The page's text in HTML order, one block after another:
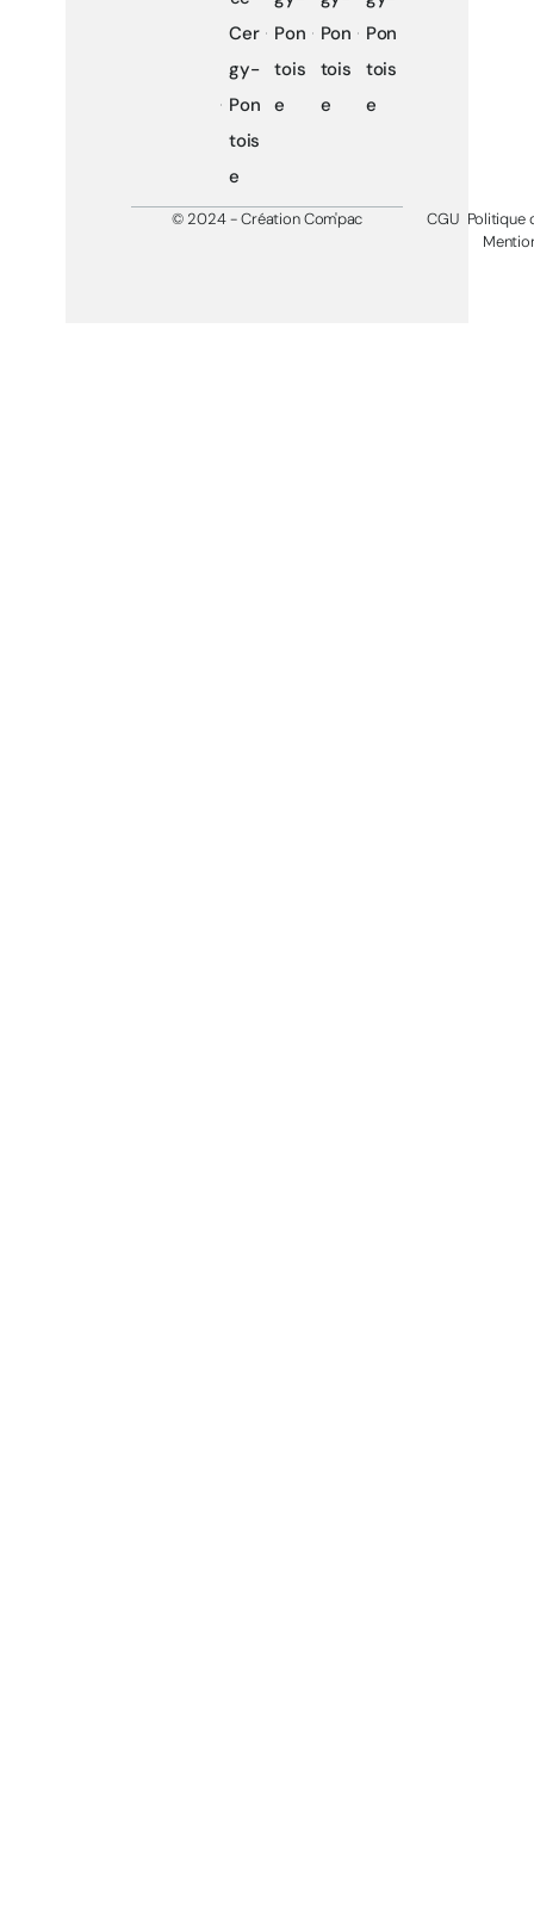
Cer
gy-
Pon
tois
e
Pon
tois
e
Pon
tois
e
Pon
tois
e
© 2024 - Création Com'pac CGU Politique